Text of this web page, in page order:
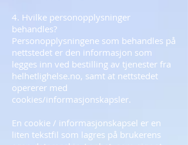
4. Hvilke personopplysninger
behandles?
Personopplysningene som behandles på
nettstedet er den informasjon som
legges inn ved bestilling av tjenester fra
helhetlighelse.no, samt at nettstedet
opererer med
cookies/informasjonskapsler.
En cookie / informasjonskapsel er en
liten tekstfil som lagres på brukerens